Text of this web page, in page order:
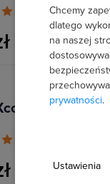
3D
dla iOS
Chcemy
dlatego
na naszej
prywatności.
Ustawienia